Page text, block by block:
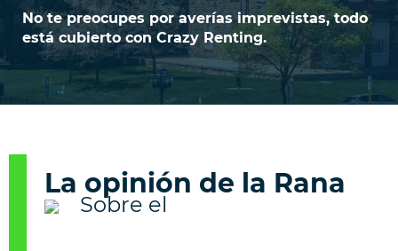
No te preocupes por averías imprevistas, todo
está cubierto con Crazy Renting.
La opinión de la Rana